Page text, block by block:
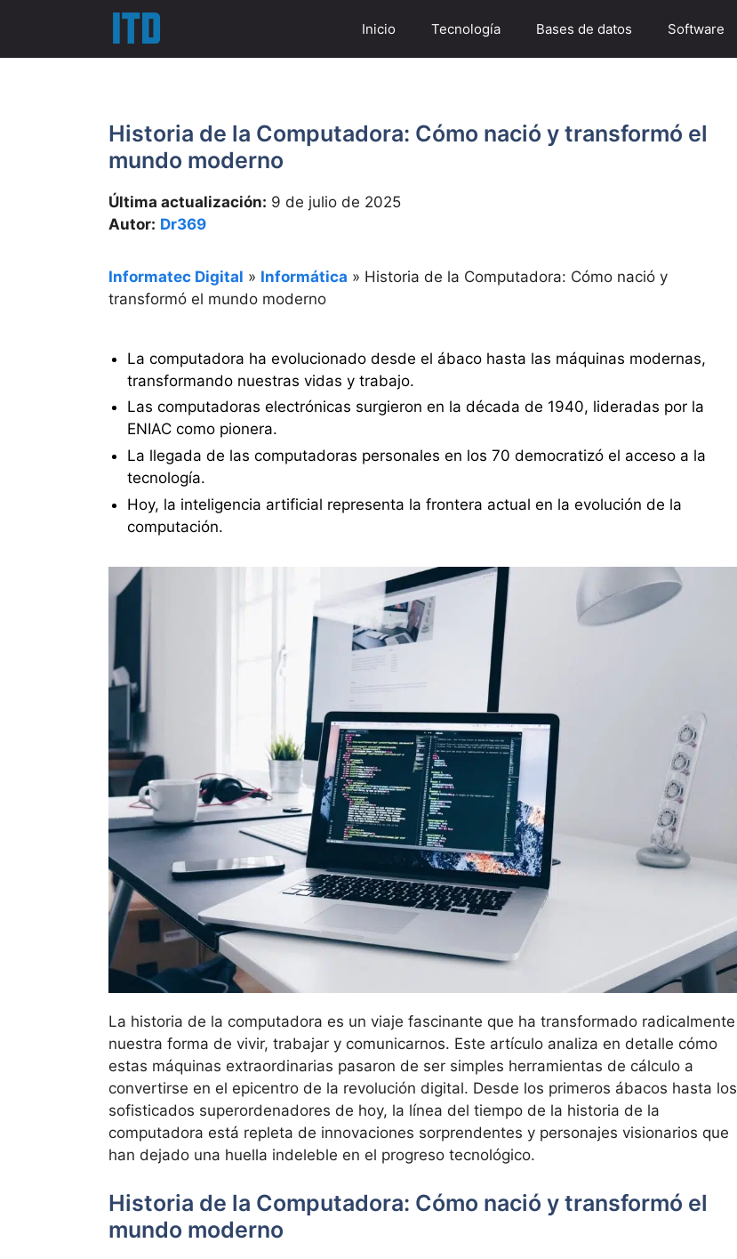
contenido
Inicio Tecnología Bases de datos Software
Historia de la Computadora: Cómo nació y transformó el
mundo moderno
Última actualización: 9 de julio de 2025
Autor: Dr369
Informatec Digital » Informática » Historia de la Computadora: Cómo nació y
transformó el mundo moderno
La computadora ha evolucionado desde el ábaco hasta las máquinas modernas,
transformando nuestras vidas y trabajo.
Las computadoras electrónicas surgieron en la década de 1940, lideradas por la
ENIAC como pionera.
La llegada de las computadoras personales en los 70 democratizó el acceso a la
tecnología.
Hoy, la inteligencia artificial representa la frontera actual en la evolución de la
computación.
La historia de la computadora es un viaje fascinante que ha transformado radicalmente
nuestra forma de vivir, trabajar y comunicarnos. Este artículo analiza en detalle cómo
estas máquinas extraordinarias pasaron de ser simples herramientas de cálculo a
convertirse en el epicentro de la revolución digital. Desde los primeros ábacos hasta los
sofisticados superordenadores de hoy, la línea del tiempo de la historia de la
computadora está repleta de innovaciones sorprendentes y personajes visionarios que
han dejado una huella indeleble en el progreso tecnológico.
Historia de la Computadora: Cómo nació y transformó el
mundo moderno